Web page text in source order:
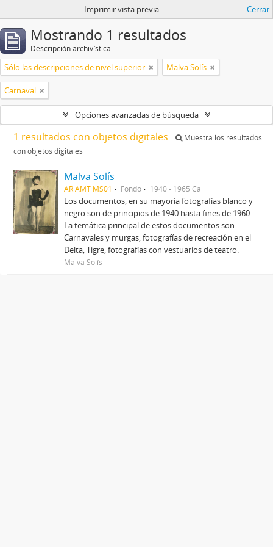
Imprimir vista previa Cerrar
Mostrando 1 resultados
Descripción archivística
Sólo las descripciones de nivel superior Malva Solís
Carnaval
Opciones avanzadas de búsqueda
1 resultados con objetos digitales
Muestra los resultados
con objetos digitales
Malva Solís
AR AMT MS01 Fondo 1940 - 1965 Ca
Los documentos, en su mayoría fotografías blanco y
negro son de principios de 1940 hasta fines de 1960.
La temática principal de estos documentos son:
Carnavales y murgas, fotografías de recreación en el
Delta, Tigre, fotografías con vestuarios de teatro.
Malva Solís